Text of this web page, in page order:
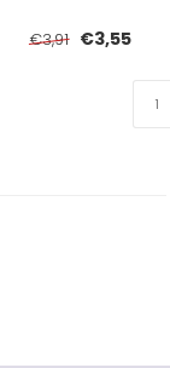
€3,91 €3,55